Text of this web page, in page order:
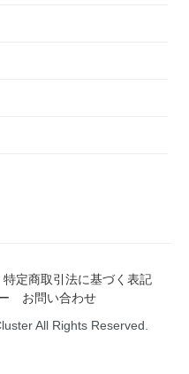
特定商取引法に基づく表記
お問い合わせ
All Rights Reserved.